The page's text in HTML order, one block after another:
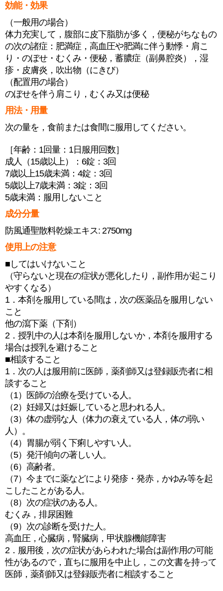
効能・効果
（一般用の場合）
体力充実して，腹部に皮下脂肪が多く，便秘がちなもの
の次の諸症：肥満症，高血圧や肥満に伴う動悸・肩こ
り・のぼせ・むくみ・便秘，蓄膿症（副鼻腔炎），湿
疹・皮膚炎，吹出物（にきび）
（配置用の場合）
のぼせを伴う肩こり，むくみ又は便秘
用法・用量
次の量を，食前または食間に服用してください。
［年齢：1回量：1日服用回数］
成人（15歳以上）：6錠：3回
7歳以上15歳未満：4錠：3回
5歳以上7歳未満：3錠：3回
5歳未満：服用しないこと
成分分量
防風通聖散料乾燥エキス: 2750mg
使用上の注意
■してはいけないこと
（守らないと現在の症状が悪化したり，副作用が起こり
やすくなる）
1．本剤を服用している間は，次の医薬品を服用しない
こと
他の瀉下薬（下剤）
2．授乳中の人は本剤を服用しないか，本剤を服用する
場合は授乳を避けること
■相談すること
1．次の人は服用前に医師，薬剤師又は登録販売者に相
談すること
（1）医師の治療を受けている人。
（2）妊婦又は妊娠していると思われる人。
（3）体の虚弱な人（体力の衰えている人，体の弱い
人）。
（4）胃腸が弱く下痢しやすい人。
（5）発汗傾向の著しい人。
（6）高齢者。
（7）今までに薬などにより発疹・発赤，かゆみ等を起
こしたことがある人。
（8）次の症状のある人。
むくみ，排尿困難
（9）次の診断を受けた人。
高血圧，心臓病，腎臓病，甲状腺機能障害
2．服用後，次の症状があらわれた場合は副作用の可能
性があるので，直ちに服用を中止し，この文書を持って
医師，薬剤師又は登録販売者に相談すること